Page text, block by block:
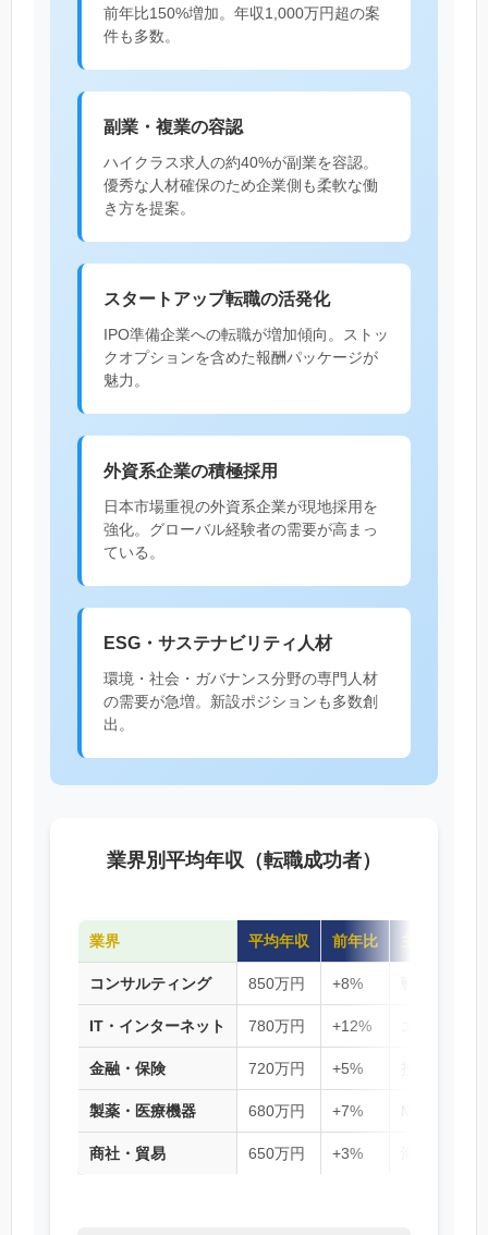
前年比150%増加。年収1,000万円超の案
件も多数。
副業・複業の容認
ハイクラス求人の約40%が副業を容認。
優秀な人材確保のため企業側も柔軟な働
き方を提案。
スタートアップ転職の活発化
IPO準備企業への転職が増加傾向。ストッ
クオプションを含めた報酬パッケージが
魅力。
外資系企業の積極採用
日本市場重視の外資系企業が現地採用を
強化。グローバル経験者の需要が高まっ
ている。
ESG・サステナビリティ人材
環境・社会・ガバナンス分野の専門人材
の需要が急増。新設ポジションも多数創
出。
業界別平均年収（転職成功者）
業界 平均年収 前年比
コンサルティング 850万円 +8%
IT・インターネット 780万円 +12%
金融・保険 720万円 +5%
製薬・医療機器 680万円 +7%
商社・貿易 650万円 +3%